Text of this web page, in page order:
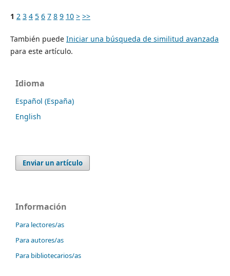
1 2 3 4 5 6 7 8 9 10 > >>
También puede Iniciar una búsqueda de similitud avanzada
para este artículo.
Idioma
Español (España)
English
Enviar un artículo
Información
Para lectores/as
Para autores/as
Para bibliotecarios/as